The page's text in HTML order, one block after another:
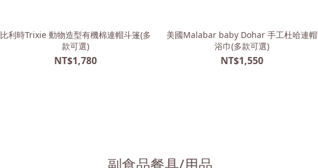
比利時Trixie 動物造型有機棉連帽斗篷(多
款可選)
NT$1,780
美國Malabar baby Dohar 手工杜哈連帽
浴巾(多款可選)
NT$1,550
副食品餐具/用品